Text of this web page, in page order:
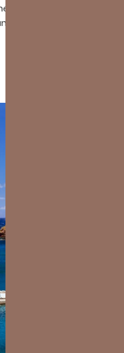
špeciality
strava (na